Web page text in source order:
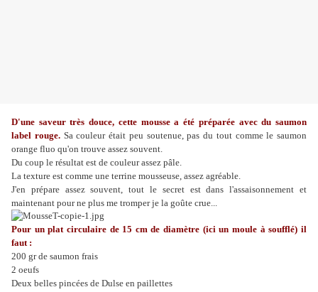
D'une saveur très douce, cette mousse a été préparée avec du saumon
label rouge.Sa couleur était peu soutenue, pas du tout comme le saumon
orange fluo qu'on trouve assez souvent.
Du coup le résultat est de couleur assez pâle.
La texture est comme une terrine mousseuse, assez agréable.
J'en prépare assez souvent, tout le secret est dans l'assaisonnement et
maintenant pour ne plus me tromper je la goûte crue...
Pour un plat circulaire de 15 cm de diamètre (ici un moule à soufflé) il
faut :
200 gr de saumon frais
2 oeufs
Deux belles pincées de Dulse en paillettes